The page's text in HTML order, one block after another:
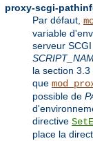
proxy-scgi-
Par défaut,
variable
serveur
la section
que
possible de
directive
place la